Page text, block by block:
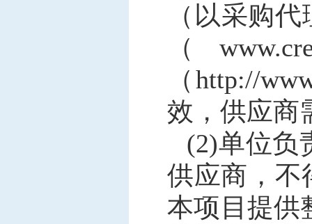
（以采购
（
（http://
效，供应商
(2)单位负
供应商，不
本项目提供